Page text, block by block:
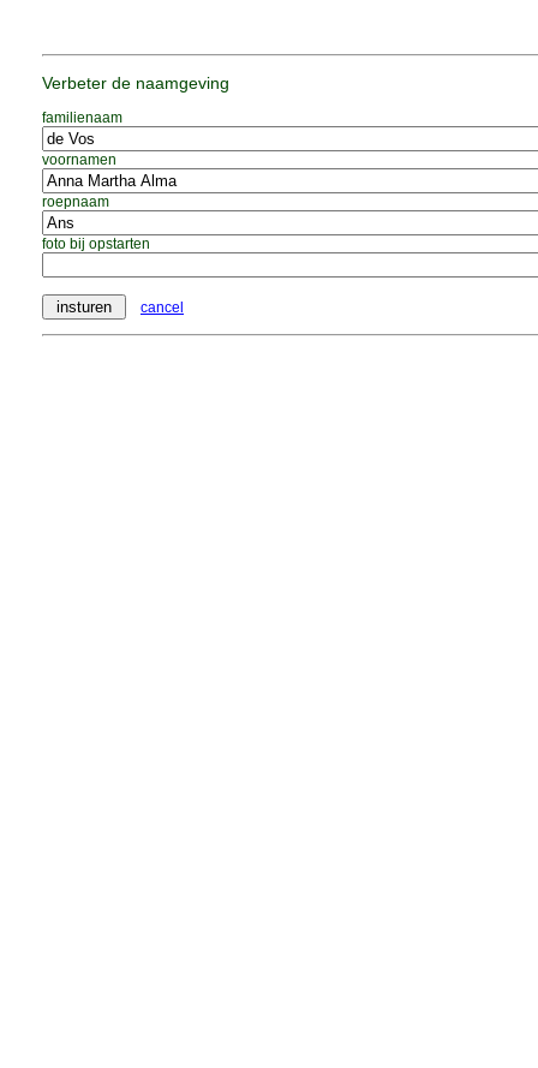
Verbeter de naamgeving
familienaam
voornamen
roepnaam
foto bij opstarten
cancel